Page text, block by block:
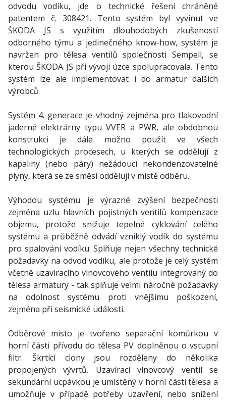
odvodu vodíku, jde o technické řešení chráněné
patentem č. 308421. Tento systém byl vyvinut ve
ŠKODA JS s využitím dlouhodobých zkušeností
odborného týmu a jedinečného know-how, systém je
navržen pro tělesa ventilů společnosti Sempell, se
kterou ŠKODA JS při vývoji úzce spolupracovala. Tento
systém lze ale implementovat i do armatur dalších
výrobců.
Systém 4. generace je vhodný zejména pro tlakovodní
jaderné elektrárny typu VVER a PWR, ale obdobnou
konstrukci je dále možno použít ve všech
technologických procesech, u kterých se oddělují z
kapaliny (nebo páry) nežádoucí nekondenzovatelné
plyny, která se ze směsi oddělují v místě odběru.
Výhodou systému je výrazné zvýšení bezpečnosti
zejména uzlu hlavních pojistných ventilů kompenzace
objemu, protože snižuje tepelné cyklování celého
systému a průběžně odvádí vzniklý vodík do systému
pro spalování vodíku. Splňuje nejen všechny technické
požadavky na odvod vodíku, ale protože je celý systém
včetně uzavíracího vlnovcového ventilu integrovaný do
tělesa armatury - tak splňuje velmi náročné požadavky
na odolnost systému proti vnějšímu poškození,
zejména při seismické události.
Odběrové místo je tvořeno separační komůrkou v
horní části přívodu do tělesa PV doplněnou o vstupní
filtr. Škrtící clony jsou rozděleny do několika
propojených vývrtů. Uzavírací vlnovcový ventil se
sekundární ucpávkou je umístěný v horní části tělesa a
umožňuje v případě potřeby uzavření, nebo snížení